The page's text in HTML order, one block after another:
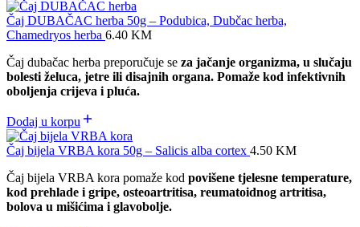
Čaj DUBAČAC herba 50g – Podubica, Dubčac herba,
Chamedryos herba 6.40 KM
Čaj dubačac herba preporučuje se za jačanje organizma, u slučaju
bolesti želuca, jetre ili disajnih organa. Pomaže kod infektivnih
oboljenja crijeva i pluća.
Dodaj u korpu
Čaj bijela VRBA kora 50g – Salicis alba cortex 4.50 KM
Čaj bijela VRBA kora pomaže kod povišene tjelesne temperature,
kod prehlade i gripe, osteoartritisa, reumatoidnog artritisa,
bolova u mišićima i glavobolje.